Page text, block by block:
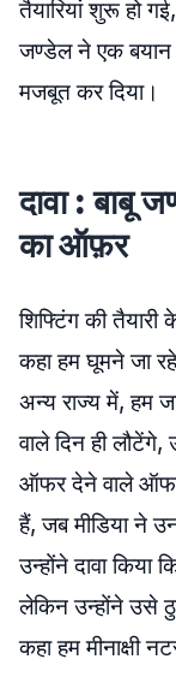
तैयारियां शुरू हो
जण्डेल ने एक
मजबूत कर दिया।
दावा : बाबू
का ऑफ़र
शिफ्टिंग की
कहा हम घूमने जा
अन्य राज्य में, हम
वाले दिन ही
ऑफर देने वाले
हैं, जब मीडिया ने
उन्होंने दावा
लेकिन उन्होंने उसे
कहा हम मीनाक्षी